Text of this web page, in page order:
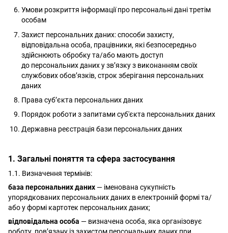
Умови розкриття інформації про персональні дані третім
особам
Захист персональних даних: способи захисту,
відповідальна особа, працівники, які безпосередньо
здійснюють обробку та/або мають доступ
до персональних даних у зв’язку з виконанням своїх
службових обов’язків, строк зберігання персональних
даних
Права суб’єкта персональних даних
Порядок роботи з запитами суб'єкта персональних даних
Державна реєстрація бази персональних даних
1. Загальні поняття та сфера застосування
1.1. Визначення термінів:
база персональних даних — іменована сукупність
упорядкованих персональних даних в електронній формі та/
або у формі картотек персональних даних;
відповідальна особа — визначена особа, яка організовує